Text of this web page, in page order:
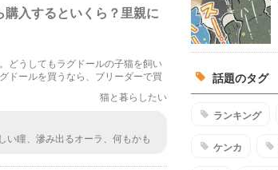
入するといくら？里親に
どうしてもラグドールの子猫を飼い
ドールを買うなら、ブリーダーで買
猫と暮らしたい
い瞳、滲み出るオーラ、何もかも
話題のタグ
ランキング
ケンカ